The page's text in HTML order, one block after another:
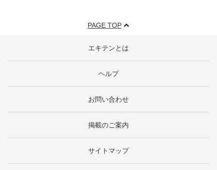
PAGE TOP
エキテンとは
ヘルプ
お問い合わせ
掲載のご案内
サイトマップ